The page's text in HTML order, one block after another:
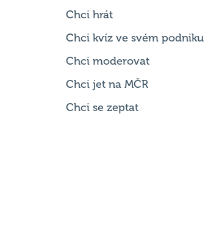
Chci moderovat
Chci jet na MČR
Chci se zeptat